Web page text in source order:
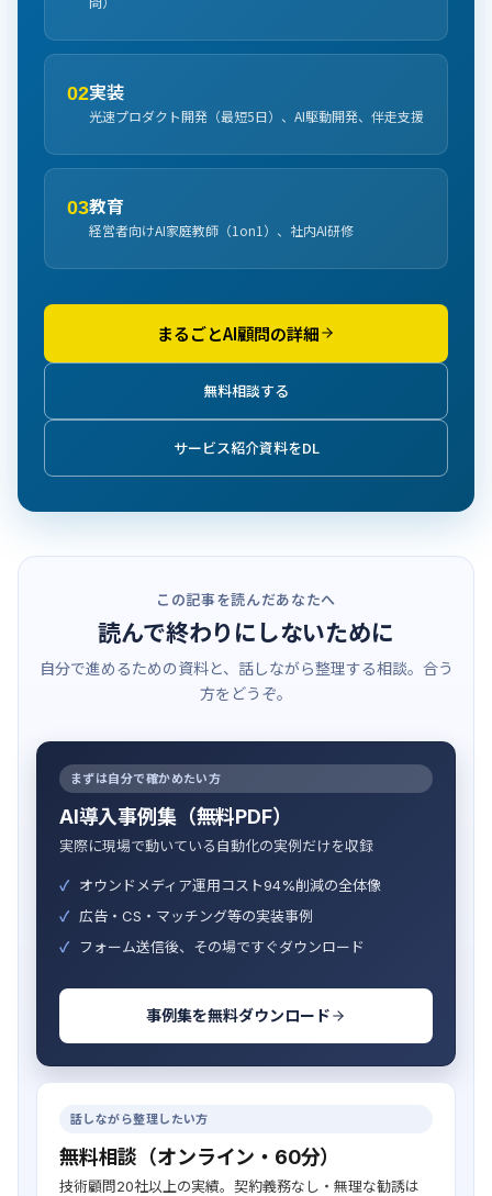
問）
02実装
光速プロダクト開発（最短5日）、AI駆動開発、伴走支援
03教育
経営者向けAI家庭教師（1on1）、社内AI研修
まるごとAI顧問の詳細
無料相談する
サービス紹介資料をDL
この記事を読んだあなたへ
読んで終わりにしないために
自分で進めるための資料と、話しながら整理する相談。合う
方をどうぞ。
まずは自分で確かめたい方
AI導入事例集（無料PDF）
実際に現場で動いている自動化の実例だけを収録
オウンドメディア運用コスト94%削減の全体像
広告・CS・マッチング等の実装事例
フォーム送信後、その場ですぐダウンロード
事例集を無料ダウンロード
話しながら整理したい方
無料相談（オンライン・60分）
技術顧問20社以上の実績。契約義務なし・無理な勧誘は